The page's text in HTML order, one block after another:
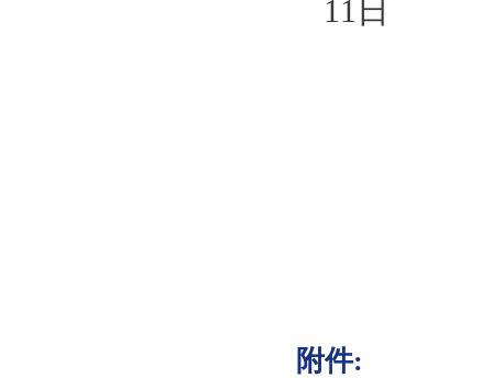
11日
附件: